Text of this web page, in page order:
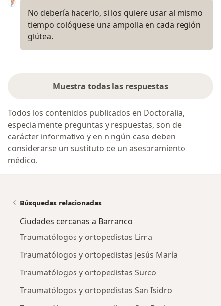
No debería hacerlo, si los quiere usar al mismo
tiempo colóquese una ampolla en cada región
glútea.
Muestra todas las respuestas
Todos los contenidos publicados en Doctoralia,
especialmente preguntas y respuestas, son de
carácter informativo y en ningún caso deben
considerarse un sustituto de un asesoramiento
médico.
Búsquedas relacionadas
Ciudades cercanas a Barranco
Traumatólogos y ortopedistas Lima
Traumatólogos y ortopedistas Jesús María
Traumatólogos y ortopedistas Surco
Traumatólogos y ortopedistas San Isidro